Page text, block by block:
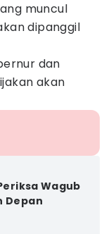
muncul
dipanggil
dan
akan
Wagub
Depan